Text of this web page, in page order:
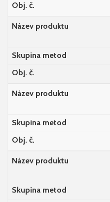
Obj. č.
Název produktu
Skupina metod
Obj. č.
Název produktu
Skupina metod
Obj. č.
Název produktu
Skupina metod